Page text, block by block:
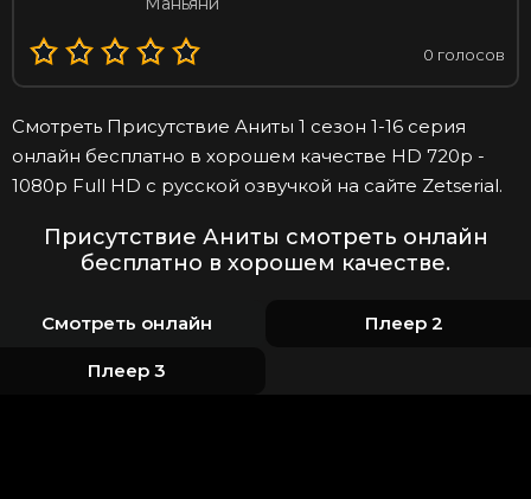
0 голосов
Смотреть Присутствие Аниты 1 сезон 1-16 серия
онлайн бесплатно в хорошем качестве HD 720p -
1080p Full HD с русской озвучкой на сайте Zetserial.
Присутствие Аниты смотреть онлайн
бесплатно в хорошем качестве.
Смотреть онлайн Плеер 2
Плеер 3